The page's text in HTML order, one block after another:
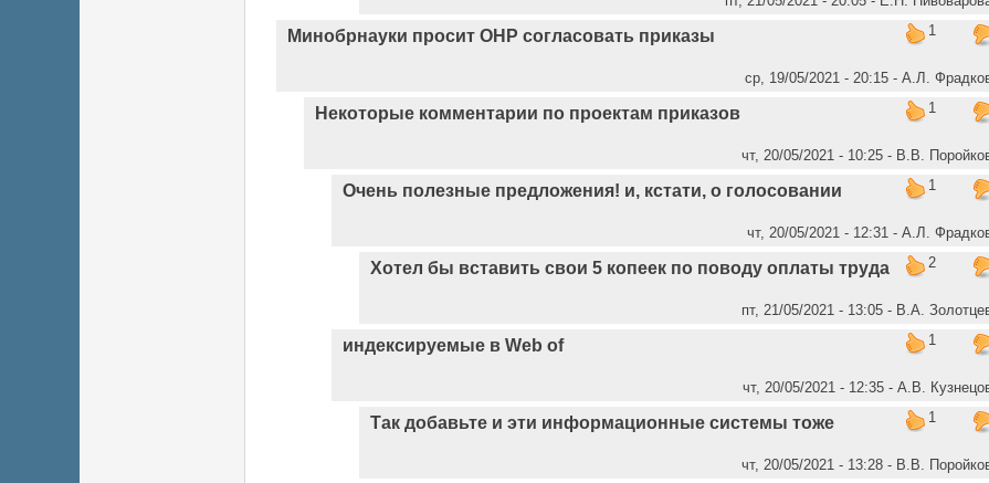
1
Минобрнауки просит ОНР согласовать приказы
ср, 19/05/2021 - 20:15 - А.Л.
1
Некоторые комментарии по проектам приказов
чт, 20/05/2021 - 10:25 - В.В.
1
Очень полезные предложения! и, кстати, о голосовании
чт, 20/05/2021 - 12:31 - А.Л.
2
Хотел бы вставить свои 5 копеек по поводу оплаты труда
пт, 21/05/2021 - 13:05 - В.А.
1
индексируемые в Web of
чт, 20/05/2021 - 12:35 - А.В.
1
Так добавьте и эти информационные системы тоже
чт, 20/05/2021 - 13:28 - В.В.